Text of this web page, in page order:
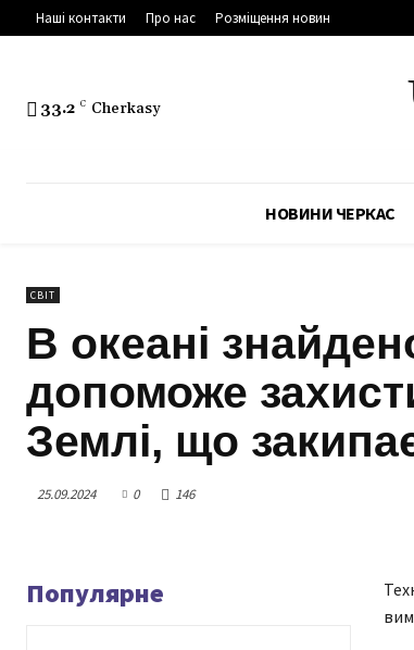
Наші контакти Про нас Розміщення новин
33.2 C Cherkasy
НОВИНИ ЧЕРКАС
СВІТ
В океані
допоможе
Землі, що
25.09.2024 0 146
Популярне